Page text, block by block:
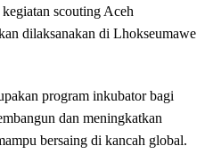
scouting Aceh
dilaksanakan di Lhokseumawe
program inkubator bagi
dan meningkatkan
bersaing di kancah global.